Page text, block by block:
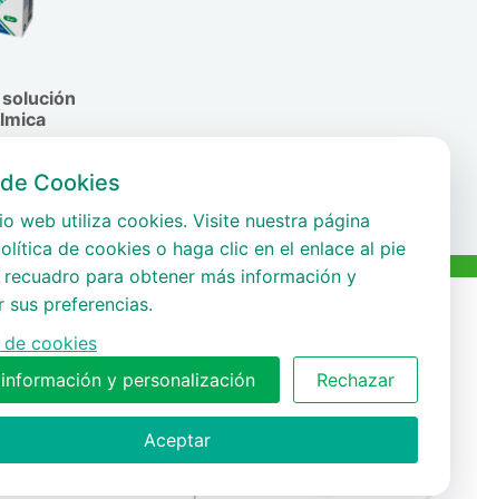
Cookies
web utiliza cookies. Visite nuestra página
de cookies o haga clic en el enlace al pie
para obtener más información y
sus preferencias.
cookies
y personalización
Rechazar
Aceptar